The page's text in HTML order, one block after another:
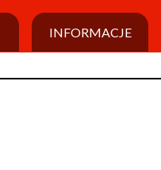
INFORMACJE